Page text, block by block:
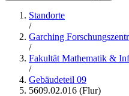
Standorte
/
Garching
/
Fakultät Mathematik &
/
Gebäudeteil 09
5609.02.016 (Flur)